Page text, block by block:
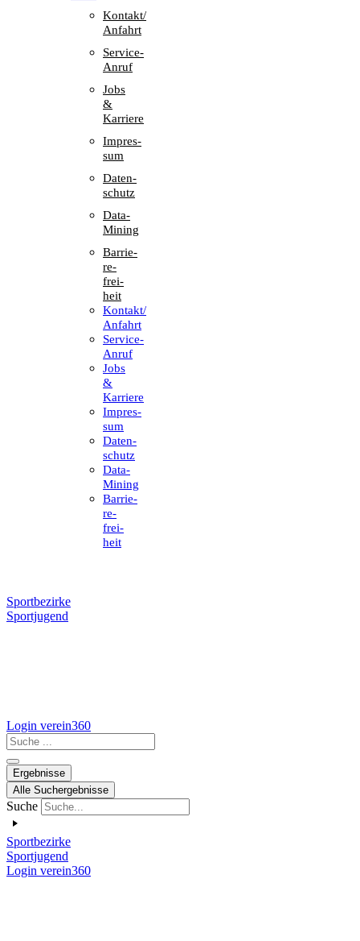
Kontakt/​​
Anfahrt
Service-
Anruf
Jobs
&
Karriere
Impres­
sum
Daten­
schutz
Data-
Mining
Barrie­
re­
frei­
heit
Kontakt/​​
Anfahrt
Service-
Anruf
Jobs
&
Karriere
Impres­
sum
Daten­
schutz
Data-
Mining
Barrie­
re­
frei­
heit
Sportbezirke
Sportjugend
Login verein360
Search
...
Ergebnisse
Alle Suchergebnisse
Suche
Sportbezirke
Sportjugend
Login verein360